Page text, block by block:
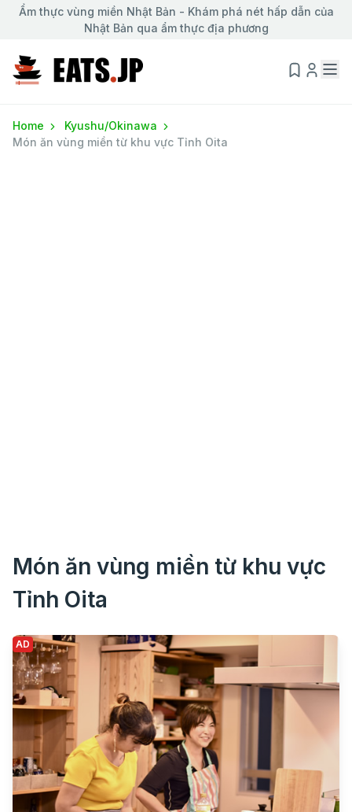
Ẩm thực vùng miền Nhật Bản - Khám phá nét hấp dẫn của
Nhật Bản qua ẩm thực địa phương
Home
Kyushu/Okinawa
Món ăn vùng miền từ khu vực Tỉnh Oita
Món ăn vùng miền từ khu vực
Tỉnh Oita
AD